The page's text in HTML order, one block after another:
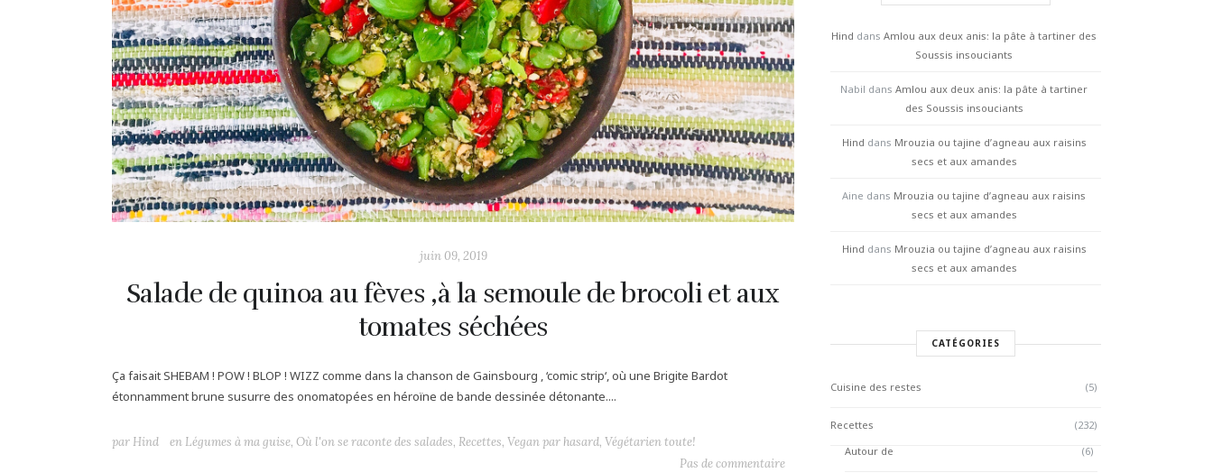
juin 09, 2019
Salade de quinoa au fèves ,à la semoule de brocoli et aux
tomates séchées
Ça faisait SHEBAM ! POW ! BLOP ! WIZZ comme dans la chanson de Gainsbourg , ‘comic strip‘, où une Brigite Bardot
étonnamment brune susurre des onomatopées en héroïne de bande dessinée détonante....
par Hind en Légumes à ma guise, Où l'on se raconte des salades, Recettes, Vegan par hasard, Végétarien toute!
Pas de commentaire
Hind dans Amlou aux deux anis: la pâte à tartiner des
Soussis insouciants
Nabil dans Amlou aux deux anis: la pâte à tartiner
des Soussis insouciants
Hind dans Mrouzia ou tajine d’agneau aux raisins
secs et aux amandes
Aine dans Mrouzia ou tajine d’agneau aux raisins
secs et aux amandes
Hind dans Mrouzia ou tajine d’agneau aux raisins
secs et aux amandes
CATÉGORIES
Cuisine des restes (5)
Recettes
(232)
Autour de
(6)